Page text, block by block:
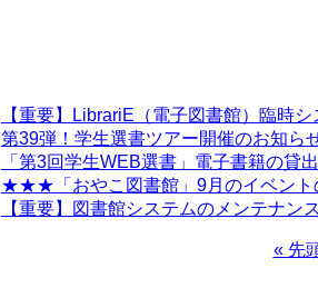
【重要】LibrariE（電子図書館）臨時
第39弾！学生選書ツアー開催のお知ら
「第3回学生WEB選書」電子書籍の貸
★★★「おやこ図書館」9月のイベン
【重要】図書館システムのメンテナン
先
« 先